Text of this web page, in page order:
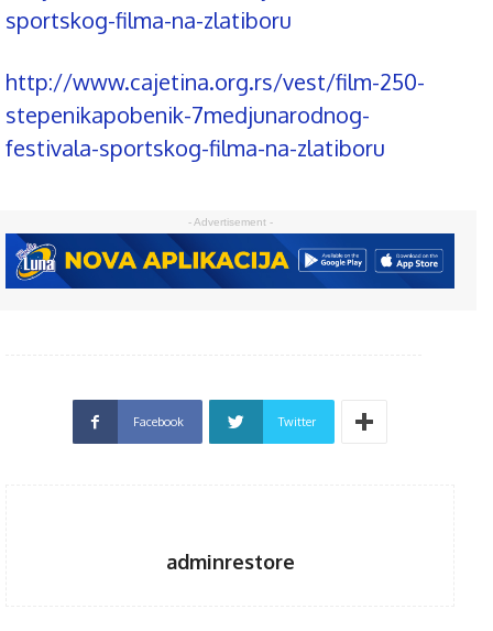
sportskog-filma-na-zlatiboru
http://www.cajetina.org.rs/vest/film-250-
stepenikapobenik-7medjunarodnog-
festivala-sportskog-filma-na-zlatiboru
- Advertisement -
Facebook Twitter
adminrestore